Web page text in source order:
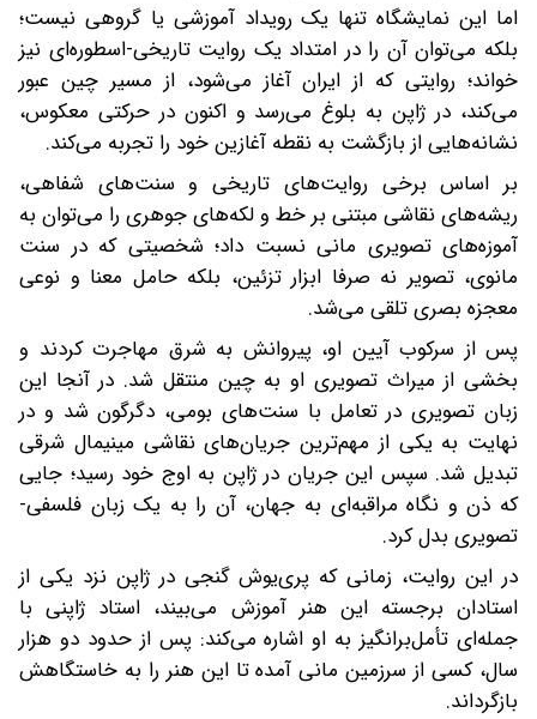
اما این نمایشگاه تنها یک رویداد آموزشی یا گروهی نیست؛
بلکه می‌توان آن را در امتداد یک روایت تاریخی-اسطوره‌ای نیز
خواند؛ روایتی که از ایران آغاز می‌شود، از مسیر چین عبور
می‌کند، در ژاپن به بلوغ می‌رسد و اکنون در حرکتی معکوس،
نشانه‌هایی از بازگشت به نقطه آغازین خود را تجربه می‌کند.
بر اساس برخی روایت‌های تاریخی و سنت‌های شفاهی،
ریشه‌های نقاشی مبتنی بر خط و لکه‌های جوهری را می‌توان به
آموزه‌های تصویری مانی نسبت داد؛ شخصیتی که در سنت
مانوی، تصویر نه صرفا ابزار تزئین، بلکه حامل معنا و نوعی
معجزه بصری تلقی می‌شد.
پس از سرکوب آیین او، پیروانش به شرق مهاجرت کردند و
بخشی از میراث تصویری او به چین منتقل شد. در آنجا این
زبان تصویری در تعامل با سنت‌های بومی، دگرگون شد و در
نهایت به یکی از مهم‌ترین جریان‌های نقاشی مینیمال شرقی
تبدیل شد. سپس این جریان در ژاپن به اوج خود رسید؛ جایی
که ذن و نگاه مراقبه‌ای به جهان، آن را به یک زبان فلسفی-
تصویری بدل کرد.
در این روایت، زمانی که پری‌یوش گنجی در ژاپن نزد یکی از
استادان برجسته این هنر آموزش می‌بیند، استاد ژاپنی با
جمله‌ای تأمل‌برانگیز به او اشاره می‌کند: پس از حدود دو هزار
سال، کسی از سرزمین مانی آمده تا این هنر را به خاستگاهش
بازگرداند.